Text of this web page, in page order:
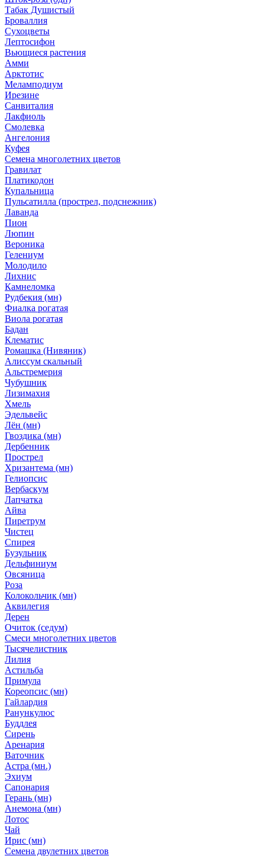
Табак Душистый
Броваллия
Сухоцветы
Лептосифон
Вьющиеся растения
Амми
Арктотис
Меламподиум
Ирезине
Санвиталия
Лакфиоль
Смолевка
Ангелония
Куфея
Семена многолетних цветов
Гравилат
Платикодон
Купальница
Пульсатилла (прострел, подснежник)
Лаванда
Пион
Люпин
Вероника
Гелениум
Молодило
Лихнис
Камнеломка
Рудбекия (мн)
Фиалка рогатая
Виола рогатая
Бадан
Клематис
Ромашка (Нивяник)
Алиссум скальный
Альстремерия
Чубушник
Лизимахия
Хмель
Эдельвейс
Лён (мн)
Гвоздика (мн)
Дербенник
Прострел
Хризантема (мн)
Гелиопсис
Вербаскум
Лапчатка
Айва
Пиретрум
Чистец
Спирея
Бузульник
Дельфиниум
Овсяница
Роза
Колокольчик (мн)
Аквилегия
Дерен
Очиток (седум)
Смеси многолетних цветов
Тысячелистник
Лилия
Астильба
Примула
Кореопсис (мн)
Гайлардия
Ранункулюс
Буддлея
Сирень
Аренария
Ваточник
Астра (мн.)
Эхиум
Сапонария
Герань (мн)
Анемона (мн)
Лотос
Чай
Ирис (мн)
Семена двулетних цветов